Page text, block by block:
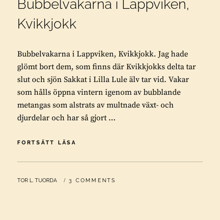
Bubbelvakarna i Lappviken,
Kvikkjokk
Bubbelvakarna i Lappviken, Kvikkjokk. Jag hade
glömt bort dem, som finns där Kvikkjokks delta tar
slut och sjön Sakkat i Lilla Lule älv tar vid. Vakar
som hålls öppna vintern igenom av bubblande
metangas som alstrats av multnade växt- och
djurdelar och har så gjort …
FORTSÄTT LÄSA
LAPPVIKEN,
BY
TOR L. TUORDA 3 COMMENTS